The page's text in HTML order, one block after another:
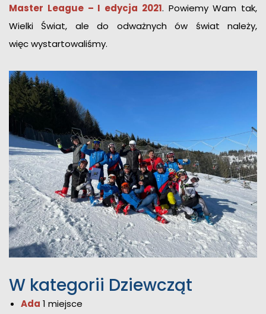
Master League – I edycja 2021. Powiemy Wam tak,
Wielki Świat, ale do odważnych ów świat należy,
więc wystartowaliśmy.
W kategorii Dziewcząt
Ada 1 miejsce